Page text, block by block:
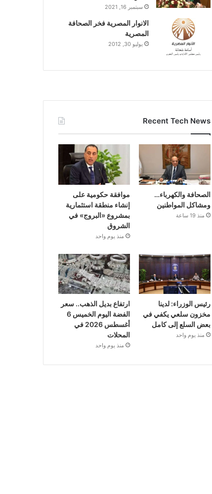
سبتمبر 16, 2021
الانوار المصرية فخر الصحافة
المصرية
يوليو 30, 2012
Recent Tech News
الصحافة والكهرباء…
ومشاكل المواطنين
منذ 19 ساعة
موافقة حكومية على
إنشاء منطقة استثمارية
بمشروع «البروج» في
الشروق
منذ يوم واحد
رئيس الوزراء: لدينا
مخزون سلعي يكفي في
بعض السلع إلى كامل
منذ يوم واحد
ارتفاع بديل الذهب.. سعر
الفضة اليوم الخميس 6
أغسطس 2026 في
المحلات
منذ يوم واحد